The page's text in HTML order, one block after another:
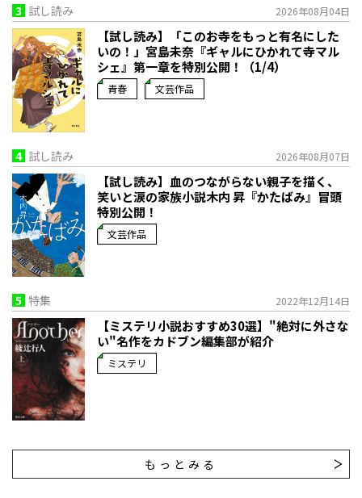
3 試し読み 2026年08月04日
【試し読み】「このお寺をもっと有名にした
いの！」宮島未奈『ギャルにひかれて寺マル
シェ』第一章を特別公開！（1/4）
青春 文芸作品
4 試し読み 2026年08月07日
【試し読み】血のつながらない親子を描く、
笑いと涙の家族小説――木内 昇『かたばみ』冒頭
特別公開！
文芸作品
5 特集 2022年12月14日
【ミステリ小説おすすめ30選】"絶対に外さな
い"名作をカドブン編集部が紹介
ミステリ
もっとみる